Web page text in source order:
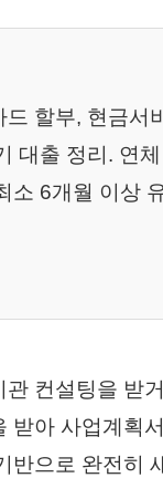
드 할부, 현금서
대출 정리. 연
소 6개월 이상
관 컨설팅을 받
받아 사업계획
반으로 완전히